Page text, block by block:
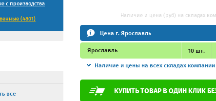
с производства
(4801)
все
Наличие и цена (руб) на складах
Цена г. Ярославль
Ярославль 10 шт.
Наличие и цены на всех складах компании
КУПИТЬ ТОВАР В ОДИН КЛИК